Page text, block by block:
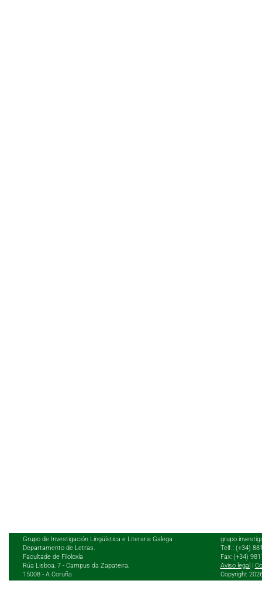
Grupo de Investigación Lingüística e Literaria Galega
Departamento de Letras.
Facultade de Filoloxía
Rúa Lisboa, 7 - Campus da Zapateira,
15008 - A Coruña
Telf.: (+34)
Fax: (+34)
Aviso legal
Copyright